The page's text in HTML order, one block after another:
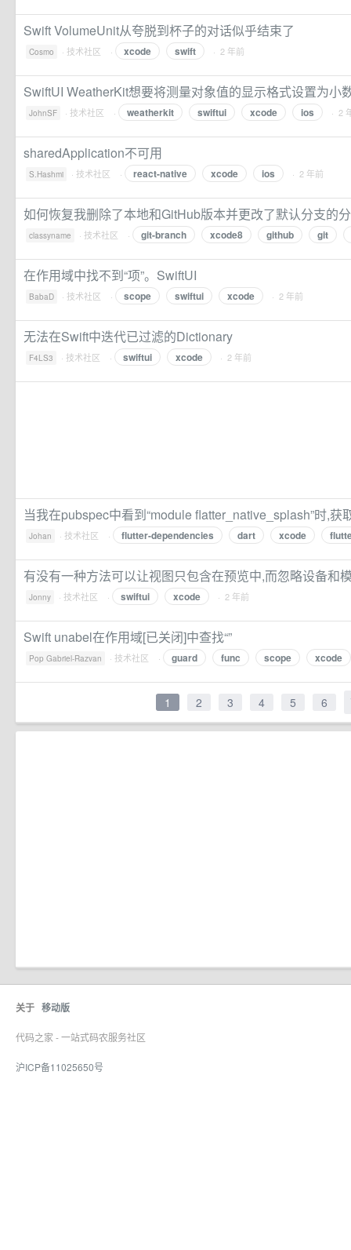
Swift VolumeUnit从夸脱到杯子的对话似乎结束了
Cosmo · 技术社区 · xcode swift · 2 年前
SwiftUI WeatherKit想要将测量对象值的显示格式设置为小
JohnSF · 技术社区 · weatherkit swiftui xcode ios · 2
sharedApplication不可用
S.Hashmi · 技术社区 · react-native xcode ios · 2 年前
如何恢复我删除了本地和GitHub版本并更改了默认分支的
classyname · 技术社区 · git-branch xcode8 github git
在作用域中找不到“项”。SwiftUI
BabaD · 技术社区 · scope swiftui xcode · 2 年前
无法在Swift中迭代已过滤的Dictionary
F4LS3 · 技术社区 · swiftui xcode · 2 年前
当我在pubspec中看到“module flatter_native_splash”时,获
Johan · 技术社区 · flutter-dependencies dart xcode
有没有一种方法可以让视图只包含在预览中,而忽略设备和
Jonny · 技术社区 · swiftui xcode · 2 年前
Swift unabel在作用域[已关闭]中查找“”
Pop Gabriel-Razvan · 技术社区 · guard func scope xcode
1 2 3 4 5 6
关于 移动版
代码之家 - 一站式码农服务社区
沪ICP备11025650号